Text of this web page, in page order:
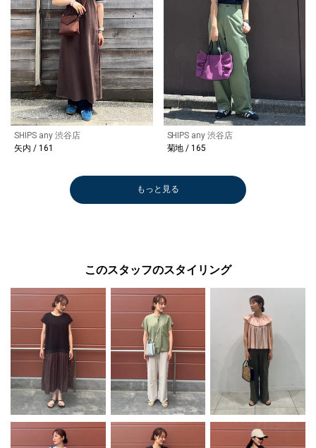
SHIPS any 渋谷店
矢内 / 161
SHIPS any 渋谷店
菊地 / 165
もっと見る
このスタッフのスタイリング